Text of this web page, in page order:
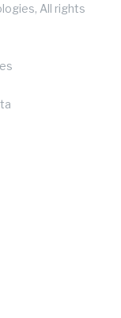
All rights